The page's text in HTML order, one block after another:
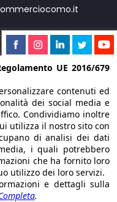
12/C
Intelvi
UE 2016/679
contenuti ed
dei social media e
Condividiamo inoltre
utilizza il nostro sito con
di analisi dei dati
i quali potrebbero
che ha fornito loro
utilizzo dei loro servizi.
e dettagli sulla
.